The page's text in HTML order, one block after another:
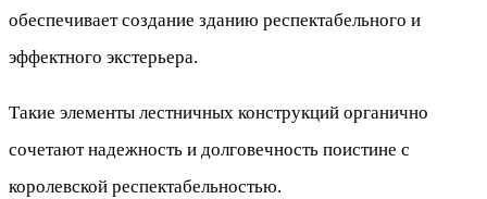
обеспечивает создание зданию респектабельного и
эффектного экстерьера.
Такие элементы лестничных конструкций органично
сочетают надежность и долговечность поистине с
королевской респектабельностью.